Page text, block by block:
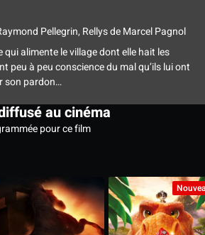
Pellegrin, RellysdeMarcel Pagnol
alimente le village dont elle hait les
peu à peu conscience du mal qu’ils lui ont
son pardon…
au cinéma
pour ce film